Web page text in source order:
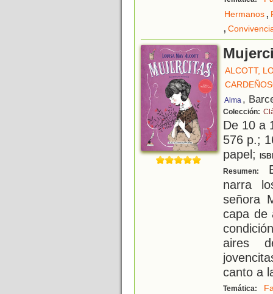
Hermanos,
,
ALCOTT,
Alma ,
Colección:
De 10 a
576 p.;
papel;
Resumen:
narra
señora
capa de
aires
canto a
Temática: